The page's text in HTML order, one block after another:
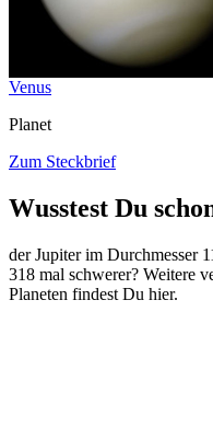
Venus
Planet
Zum Steckbrief
Wusstest Du
der Jupiter im Durchmesser
318 mal schwerer? Weitere
Planeten findest Du hier.